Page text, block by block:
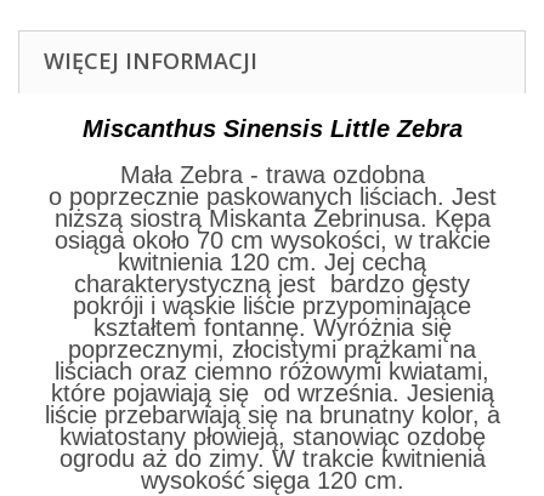
WIĘCEJ INFORMACJI
Miscanthus Sinensis Little Zebra
Mała Zebra - trawa ozdobna
o poprzecznie paskowanych liściach. Jest
niższą siostrą Miskanta Zebrinusa. Kępa
osiąga około 70 cm wysokości, w trakcie
kwitnienia 120 cm. Jej cechą
charakterystyczną jest bardzo gęsty
pokróji i wąskie liście przypominające
kształtem fontannę. Wyróżnia się
poprzecznymi, złocistymi prążkami na
liściach oraz ciemno różowymi kwiatami,
które pojawiają się od września. Jesienią
liście przebarwiają się na brunatny kolor, a
kwiatostany płowieją, stanowiąc ozdobę
ogrodu aż do zimy. W trakcie kwitnienia
wysokość sięga 120 cm.